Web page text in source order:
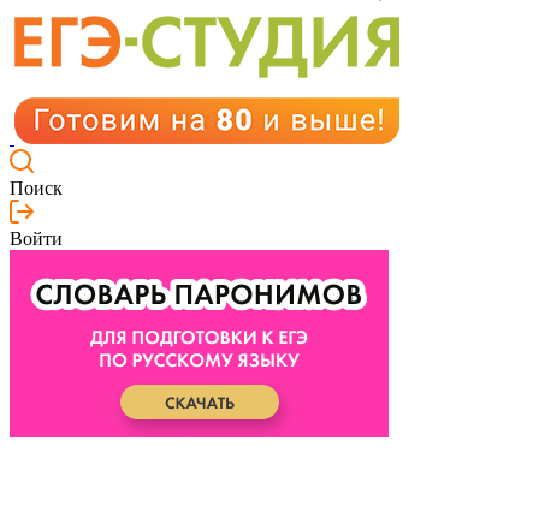
Поиск
Войти